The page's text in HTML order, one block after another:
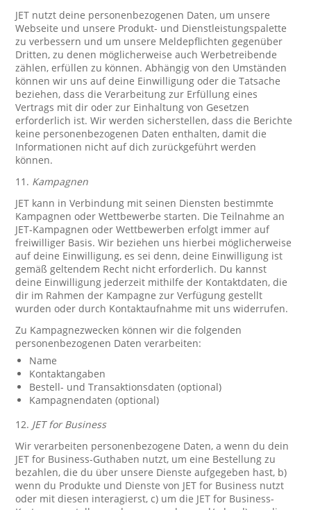
JET nutzt deine personenbezogenen Daten, um unsere
Webseite und unsere Produkt- und Dienstleistungspalette
zu verbessern und um unsere Meldepflichten gegenüber
Dritten, zu denen möglicherweise auch Werbetreibende
zählen, erfüllen zu können. Abhängig von den Umständen
können wir uns auf deine Einwilligung oder die Tatsache
beziehen, dass die Verarbeitung zur Erfüllung eines
Vertrags mit dir oder zur Einhaltung von Gesetzen
erforderlich ist. Wir werden sicherstellen, dass die Berichte
keine personenbezogenen Daten enthalten, damit die
Informationen nicht auf dich zurückgeführt werden
können.
11. Kampagnen
JET kann in Verbindung mit seinen Diensten bestimmte
Kampagnen oder Wettbewerbe starten. Die Teilnahme an
JET-Kampagnen oder Wettbewerben erfolgt immer auf
freiwilliger Basis. Wir beziehen uns hierbei möglicherweise
auf deine Einwilligung, es sei denn, deine Einwilligung ist
gemäß geltendem Recht nicht erforderlich. Du kannst
deine Einwilligung jederzeit mithilfe der Kontaktdaten, die
dir im Rahmen der Kampagne zur Verfügung gestellt
wurden oder durch Kontaktaufnahme mit uns widerrufen.
Zu Kampagnezwecken können wir die folgenden
personenbezogenen Daten verarbeiten:
Name
Kontaktangaben
Bestell- und Transaktionsdaten (optional)
Kampagnendaten (optional)
12. JET for Business
Wir verarbeiten personenbezogene Daten, a wenn du dein
JET for Business-Guthaben nutzt, um eine Bestellung zu
bezahlen, die du über unsere Dienste aufgegeben hast, b)
wenn du Produkte und Dienste von JET for Business nutzt
oder mit diesen interagierst, c) um die JET for Business-